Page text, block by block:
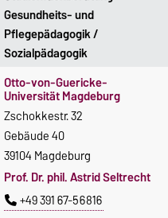
Gesundheits- und
Pflegepädagogik /
Sozialpädagogik
Otto-von-Guericke-
Universität Magdeburg
Zschokkestr. 32
Gebäude 40
39104 Magdeburg
Prof. Dr. phil. Astrid Seltrecht
+49 391 67-56816